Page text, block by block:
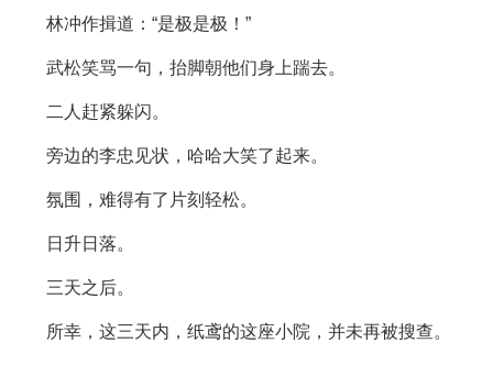
林冲作揖道：“是极是极！”
武松笑骂一句，抬脚朝他们身上踹去。
二人赶紧躲闪。
旁边的李忠见状，哈哈大笑了起来。
氛围，难得有了片刻轻松。
日升日落。
三天之后。
所幸，这三天内，纸鸢的这座小院，并未再被搜查。